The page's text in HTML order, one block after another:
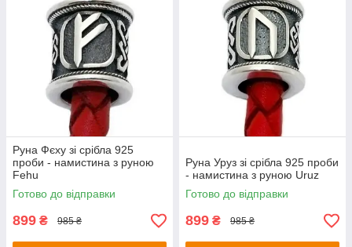
Руна Фєху зі срібла 925
проби - намистина з руною
Fehu
Готово до відправки
899 ₴ 985 ₴
Руна Уруз зі срібла 925 проби
- намистина з руною Uruz
Готово до відправки
899 ₴ 985 ₴